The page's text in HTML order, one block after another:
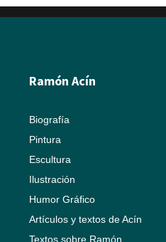
Ramón Acín
Biografía
Pintura
Escultura
Ilustración
Humor Gráfico
Artículos y textos de Acín
Textos sobre Ramón